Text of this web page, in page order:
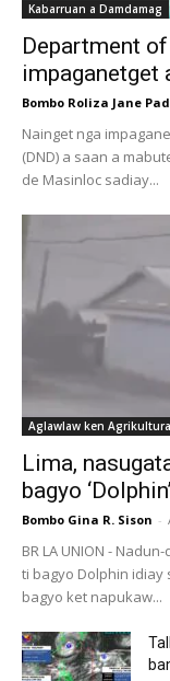
Kabarruan a Damdamag
Department
impaganetget
Bombo Roliza Jane
Nainget nga
(DND) a saan a
de Masinloc sadiay...
Aglawlaw ken Agrikultura
Lima,
bagyo
Bombo Gina R. Sison -
BR LA UNION -
ti bagyo Dolphin idiay
bagyo ket napukaw...